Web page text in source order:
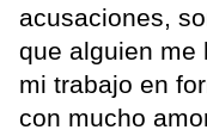
acusaciones,
que alguien me
mi trabajo en
con mucho